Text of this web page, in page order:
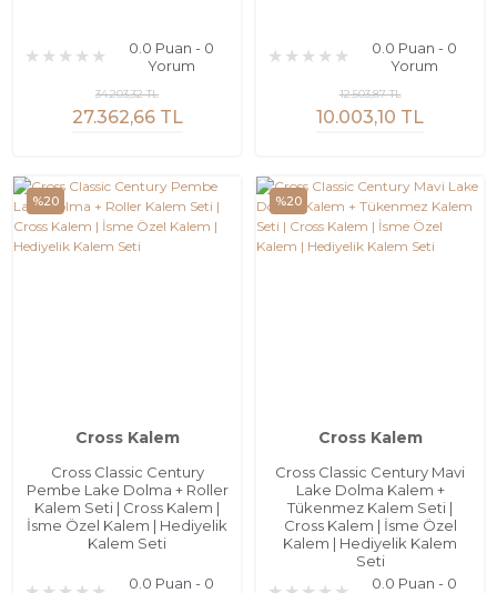
0.0 Puan - 0
Yorum
27.362,66 TL
34.203,32 TL
0.0 Puan - 0
Yorum
10.003,10 TL
12.503,87 TL
%20
Cross Kalem
Cross Classic Century
Pembe Lake Dolma + Roller
Kalem Seti | Cross Kalem |
İsme Özel Kalem | Hediyelik
Kalem Seti
0.0 Puan - 0
%20
Cross Kalem
Cross Classic Century Mavi
Lake Dolma Kalem +
Tükenmez Kalem Seti |
Cross Kalem | İsme Özel
Kalem | Hediyelik Kalem
Seti
0.0 Puan - 0